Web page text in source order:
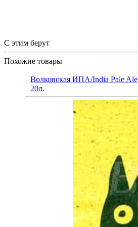
С этим берут
Похожие товары
Волковская ИПА/India Pale Ale
20л.